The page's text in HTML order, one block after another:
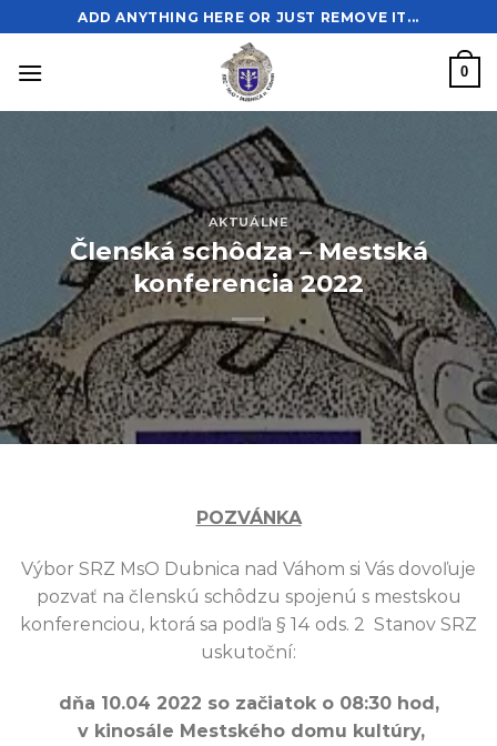
to
content
ADD ANYTHING HERE OR JUST REMOVE IT...
0
AKTUÁLNE
Členská schôdza – Mestská
konferencia 2022
POZVÁNKA
Výbor SRZ MsO Dubnica nad Váhom si Vás dovoľuje
pozvať na členskú schôdzu spojenú s mestskou
konferenciou, ktorá sa podľa § 14 ods. 2 Stanov SRZ
uskutoční:
dňa 10.04 2022 so začiatok o 08:30 hod,
v kinosále Mestského domu kultúry,